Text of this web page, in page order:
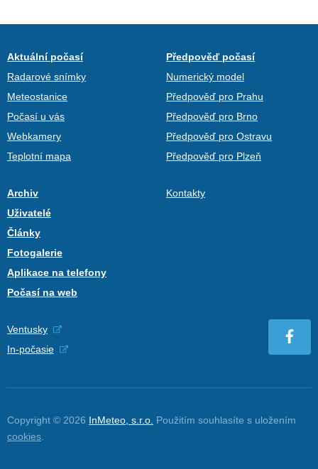
Aktuální počasí
Radarové snímky
Meteostanice
Počasí u vás
Webkamery
Teplotní mapa
Předpověď počasí
Numerický model
Předpověď pro Prahu
Předpověď pro Brno
Předpověď pro Ostravu
Předpověď pro Plzeň
Archiv
Uživatelé
Články
Fotogalerie
Aplikace na telefony
Počasí na web
Kontakty
Ventusky
In-počasie
Copyright © 2026 InMeteo, s.r.o. Použitím souhlasíte s uložením
cookies